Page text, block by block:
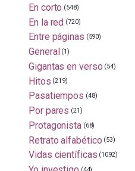
En corto (548)
En la red (720)
Entre páginas (590)
General (1)
Gigantas en verso (54)
Hitos (219)
Pasatiempos (48)
Por pares (21)
Protagonista (68)
Retrato alfabético (53)
Vidas científicas (1092)